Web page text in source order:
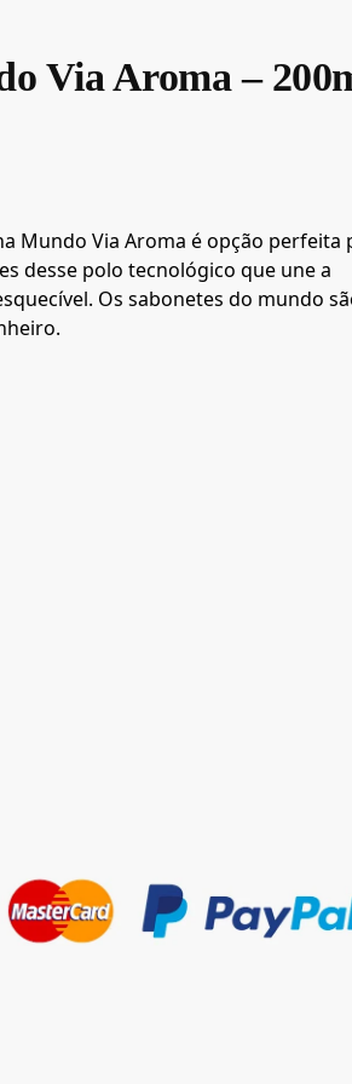
Via Aroma –
Mundo Via Aroma é opção perfeita
desse polo tecnológico que une a
Os sabonetes do mundo